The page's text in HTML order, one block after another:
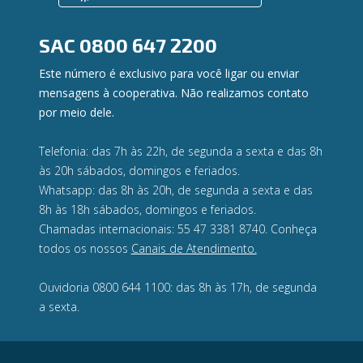
Ouvidoria
SAC 0800 647 2200
Este número é exclusivo para você ligar ou enviar
mensagens à cooperativa. Não realizamos contato
por meio dele.
Telefonia: das 7h às 22h, de segunda a sexta e das 8h
às 20h sábados, domingos e feriados.
Whatsapp: das 8h às 20h, de segunda a sexta e das
8h às 18h sábados, domingos e feriados.
Chamadas internacionais: 55 47 3381 8740. Conheça
todos os nossos Canais de Atendimento.
Ouvidoria 0800 644 1100: das 8h às 17h, de segunda
a sexta.